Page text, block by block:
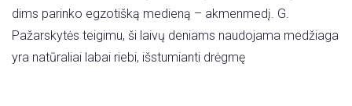
dims parinko egzotišką medieną – akmenmedį. G.
Pažarskytės teigimu, ši laivų deniams naudojama medžiaga
yra natūraliai labai riebi, išstumianti drėgmę